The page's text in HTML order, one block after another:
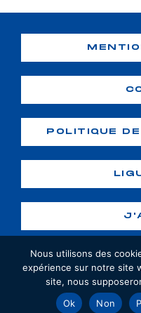
POLITIQUE
Copyright
réservés.
Nous utilisons des
expérience sur notre site
site, nous
Ok
Non